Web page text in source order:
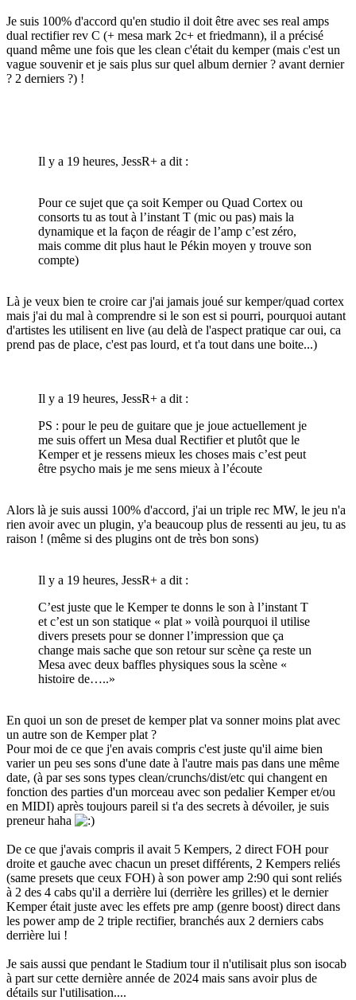
Je suis 100% d'accord qu'en studio il doit être avec ses real amps
dual rectifier rev C (+ mesa mark 2c+ et friedmann), il a précisé
quand même une fois que les clean c'était du kemper (mais c'est un
vague souvenir et je sais plus sur quel album dernier ? avant dernier
? 2 derniers ?) !
Il y a 19 heures, JessR+ a dit :
Pour ce sujet que ça soit Kemper ou Quad Cortex ou
consorts tu as tout à l’instant T (mic ou pas) mais la
dynamique et la façon de réagir de l’amp c’est zéro,
mais comme dit plus haut le Pékin moyen y trouve son
compte)
Là je veux bien te croire car j'ai jamais joué sur kemper/quad cortex
mais j'ai du mal à comprendre si le son est si pourri, pourquoi autant
d'artistes les utilisent en live (au delà de l'aspect pratique car oui, ca
prend pas de place, c'est pas lourd, et t'a tout dans une boite...)
Il y a 19 heures, JessR+ a dit :
PS : pour le peu de guitare que je joue actuellement je
me suis offert un Mesa dual Rectifier et plutôt que le
Kemper et je ressens mieux les choses mais c’est peut
être psycho mais je me sens mieux à l’écoute
Alors là je suis aussi 100% d'accord, j'ai un triple rec MW, le jeu n'a
rien avoir avec un plugin, y'a beaucoup plus de ressenti au jeu, tu as
raison ! (même si des plugins ont de très bon sons)
Il y a 19 heures, JessR+ a dit :
C’est juste que le Kemper te donns le son à l’instant T
et c’est un son statique « plat » voilà pourquoi il utilise
divers presets pour se donner l’impression que ça
change mais sache que son retour sur scène ça reste un
Mesa avec deux baffles physiques sous la scène «
histoire de…..»
En quoi un son de preset de kemper plat va sonner moins plat avec
un autre son de Kemper plat ?
Pour moi de ce que j'en avais compris c'est juste qu'il aime bien
varier un peu ses sons d'une date à l'autre mais pas dans une même
date, (à par ses sons types clean/crunchs/dist/etc qui changent en
fonction des parties d'un morceau avec son pedalier Kemper et/ou
en MIDI) après toujours pareil si t'a des secrets à dévoiler, je suis
preneur haha
De ce que j'avais compris il avait 5 Kempers, 2 direct FOH pour
droite et gauche avec chacun un preset différents, 2 Kempers reliés
(same presets que ceux FOH) à son power amp 2:90 qui sont reliés
à 2 des 4 cabs qu'il a derrière lui (derrière les grilles) et le dernier
Kemper était juste avec les effets pre amp (genre boost) direct dans
les power amp de 2 triple rectifier, branchés aux 2 derniers cabs
derrière lui !
Je sais aussi que pendant le Stadium tour il n'utilisait plus son isocab
à part sur cette dernière année de 2024 mais sans avoir plus de
détails sur l'utilisation....